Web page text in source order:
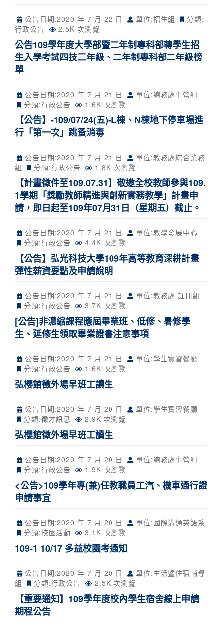
公告日期:2020 年 7 月 22 日 單位:招生組
分類:
行政公告
2.5K 次瀏覽
公告109學年度大學部暨二年制專科部轉學生招
生入學考試四技三年級、二年制專科部二年級榜
單
公告日期:2020 年 7 月 21 日
單位:總務處事營組
分類:行政公告 1.6K 次瀏覽
【公告】-109/07/24(五)-L棟、N棟地下停車場進
行「第一次」跳蚤消毒
公告日期:2020 年 7 月 21 日
單位:教務處綜合業務
組
分類:行政公告 1.8K 次瀏覽
【計畫徵件至109.07.31】敬邀全校教師參與109.
1學期「獎勵教師精進與創新實務教學」計畫申
請，即日起至109年07月31日（星期五）截止。
公告日期:2020 年 7 月 21 日
單位:教學發展中心
分類:行政公告 4.4K 次瀏覽
【公告】弘光科技大學109年高等教育深耕計畫
彈性薪資要點及申請說明
公告日期:2020 年 7 月 21 日
單位:教務處 註冊組
分類:行政公告 3.7K 次瀏覽
[公告]非濃縮課程應屆畢業班、低修、暑修學
生、延修生領取畢業證書注意事項
公告日期:2020 年 7 月 21 日
單位:學生實習餐廳
分類:行政公告 1.6K 次瀏覽
弘櫻館徵外場早班工讀生
公告日期:2020 年 7 月 20 日
單位:學生實習餐廳
分類:徵才訊息 2.9K 次瀏覽
弘櫻館徵外場早班工讀生
公告日期:2020 年 7 月 20 日
單位:總務處事營組
分類:行政公告 1.9K 次瀏覽
<公告>109學年專(兼)任教職員工汽、機車通行證
申請事宜
公告日期:2020 年 7 月 20 日
單位:國際溝通英語系
分類:校園活動 3.1K 次瀏覽
109-1 10/17 多益校園考通知
公告日期:2020 年 7 月 20 日
單位:生活暨住宿輔導
組
分類:行政公告 2.5K 次瀏覽
【重要通知】109學年度校內學生宿舍線上申請
期程公告